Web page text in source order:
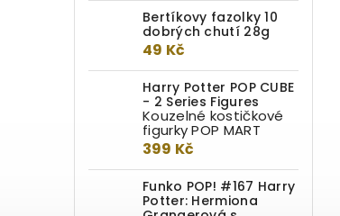
Bertíkovy fazolky 10
dobrých chutí 28g
49 Kč
Harry Potter POP CUBE
- 2 Series Figures
Kouzelné kostičkové
figurky POP MART
399 Kč
Funko POP! #167 Harry
Potter: Hermiona
Pobertův plánek
899 Kč
Do kotlíku
"Slavnostně přísahám, že jsem
připraven ke každé špatnosti..."